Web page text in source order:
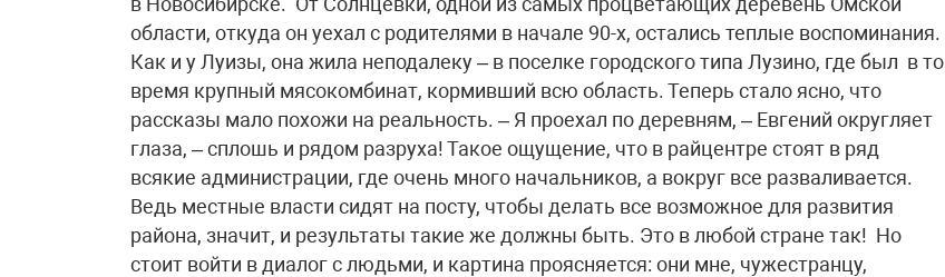
области, откуда он уехал с родителями в начале 90-х, остались теплые воспоминания.
Как и у Луизы, она жила неподалеку – в поселке городского типа Лузино, где был в то
время крупный мясокомбинат, кормивший всю область. Теперь стало ясно, что
рассказы мало похожи на реальность. – Я проехал по деревням, – Евгений округляет
глаза, – сплошь и рядом разруха! Такое ощущение, что в райцентре стоят в ряд
всякие администрации, где очень много начальников, а вокруг все разваливается.
Ведь местные власти сидят на посту, чтобы делать все возможное для развития
района, значит, и результаты такие же должны быть. Это в любой стране так! Но
стоит войти в диалог с людьми, и картина проясняется: они мне, чужестранцу,